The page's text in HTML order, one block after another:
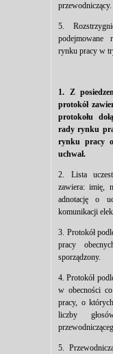
przewodniczący.
5.
podejmowane
rynku pracy w
1. Z
protokół
protokołu
rady rynku
rynku pracy
uchwał.
2. Lista
zawiera: imię,
adnotację o
komunikacji
3. Protokół
pracy
sporządzony.
4. Protokół
w obecności
pracy, o
liczby
5.